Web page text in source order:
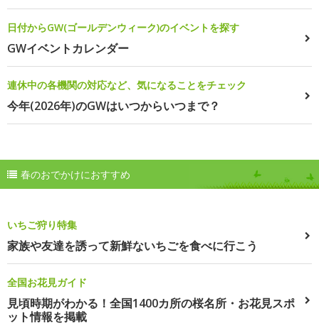
日付からGW(ゴールデンウィーク)のイベントを探す
GWイベントカレンダー
連休中の各機関の対応など、気になることをチェック
今年(2026年)のGWはいつからいつまで？
春のおでかけにおすすめ
いちご狩り特集
家族や友達を誘って新鮮ないちごを食べに行こう
全国お花見ガイド
見頃時期がわかる！全国1400カ所の桜名所・お花見スポ
ット情報を掲載